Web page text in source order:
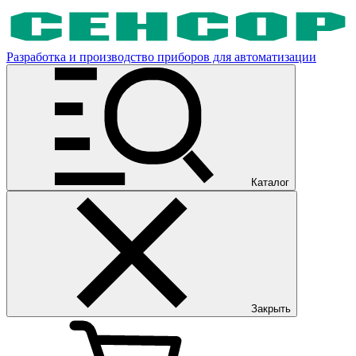
Разработка и производство приборов для автоматизации
Каталог
Закрыть